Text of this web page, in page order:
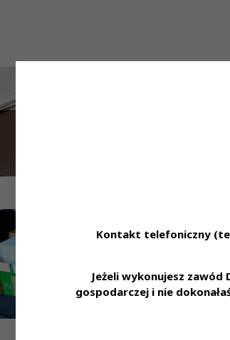
Kontakt telefoniczny
Jeżeli wykonujesz
gospodarczej i nie